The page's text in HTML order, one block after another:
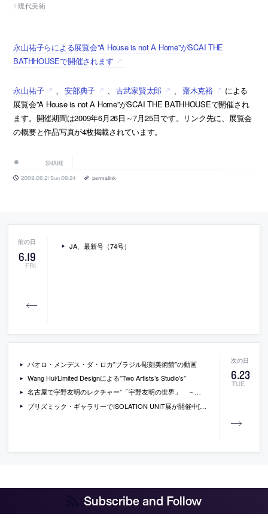
現代美術
永山祐子らによる展覧会”A House is not A Home”がSCAI THE
BATHHOUSEで開催されます
永山祐子 、 安部典子 、 古武家賢太郎 、 齋木克裕
による
展覧会”A House is not A Home”がSCAI THE BATHHOUSEで開催され
ます。開催期間は2009年6月26日～7月25日です。リンク先に、展覧会
の概要と作品写真が4枚掲載されています。
SHARE
2009.06.21 Sun 09:24 permalink
6.19
FRI
JA、最新号（74号）
6.23
TUE
パオロ・メンデス・ダ・ロカ”ブラジル彫刻美術館”の動画
Wang Hui/Limited Designによる”Two Artists’s Studio’s”
名古屋で宇野友明のレクチャー”「宇野友明の世界」 －それは直営から始まった－”が開催
プリズミック・ギャラリーでISOLATION UNIT展が開催中[-2009/7/9]
Subscribe and Follow